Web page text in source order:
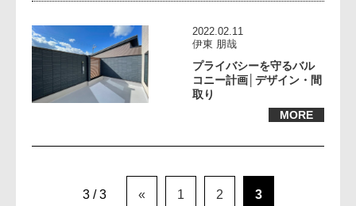
2022.02.11
伊東 朋哉
プライバシーを守るバル
コニー計画│デザイン・間
取り
MORE
3 / 3 « 1 2 3